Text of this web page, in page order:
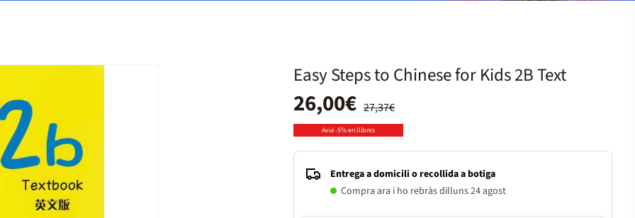
Easy Steps to Chinese for Kids 2B Text
27,37€
26,00€
Avui -5% en llibres
Entrega a domicili o recollida a botiga
Compra ara i ho rebràs dilluns 24 agost